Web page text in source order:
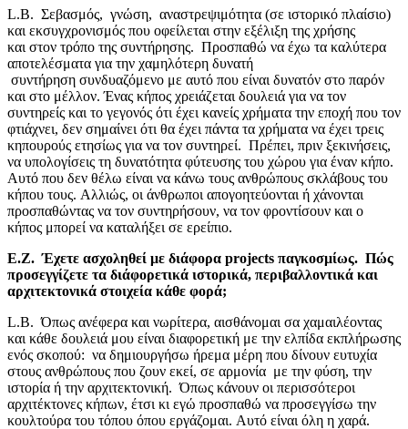
L.B. Σεβασμός, ​ γνώση,​ αναστρεψιμότητα (σε ιστορικό πλαίσιο)
και εκσυγχρονισμός που οφείλεται στην εξέλιξη της χρήσης
και στον τρόπο της συντήρησης. Προσπαθώ να έχω τα καλύτερα
αποτελέσματα για την χαμηλότερη ​δυνατή​
συντήρηση συνδυαζόμενο με αυτό που είναι δυνατόν στο παρόν
και στο μέλλον​. Ένας κήπος χρειάζεται δουλειά για να τον
συντηρείς και το γεγονός ότι έχει κανείς χρήματα την εποχή που τον
φτιάχνει, δεν σημαίνει ότι θα έχει πάντα τα χρήματα να έχει τρεις
κηπουρούς ετησίως για να τον συντηρεί. Πρέπει, πριν ξεκινήσεις,
να υπολογίσεις τη δυνατότητα φύτευσης του χώρου ​για έναν κήπο.
Αυτό που δεν θέλω είναι να κάνω τους ανθρώπους σκλάβους του
κήπου τους. Αλλιώς, οι άνθρωποι απογοητεύονται ή χάνονται
προσπαθώντας να τον συντηρήσουν​, να τον φροντίσουν​ και ο
κήπος μπορεί να καταλήξει σε ερείπιο.
Ε.Ζ. Έχετε ασχοληθεί με διάφορα projects παγκοσμίως. Πώς
προσεγγίζετε τα διάφορετικά ιστορικά, περιβαλλοντικά και
αρχιτεκτονικά στοιχεία κάθε φορά;
L.B. Όπως ανέφερα και νωρίτερα, αισθάνομαι σα χαμαιλέοντας
και κάθε δουλειά μου είναι διαφορετική με την ελπίδα εκπλήρωσης
ενός σκοπού: να δημιουργήσω ήρεμα μέρη που δίνουν ευτυχία
στους ανθρώπους που ζουν εκεί, ​σε ​αρμονία με την φύση, την
ιστορία ή την αρχιτεκτονική. Όπως κάνουν οι περισσότεροι
αρχιτέκτονες κήπων, έτσι κι εγώ προσπαθώ να προσεγγίσω την
κουλτούρα του ​τόπου ​όπου εργάζομαι. Αυτό​ είναι όλη η χαρά.